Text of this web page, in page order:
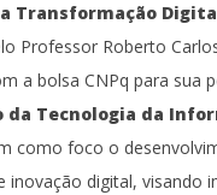
Transformação
Professor Roberto
a bolsa CNPq para sua
da Tecnologia da
como foco o
inovação digital, visando